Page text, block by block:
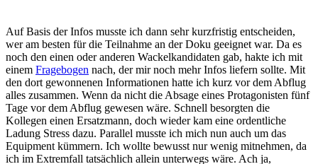
Auf Basis der Infos musste ich dann sehr kurzfristig entscheiden,
wer am besten für die Teilnahme an der Doku geeignet war. Da es
noch den einen oder anderen Wackelkandidaten gab, hakte ich mit
einem Fragebogen nach, der mir noch mehr Infos liefern sollte. Mit
den dort gewonnenen Informationen hatte ich kurz vor dem Abflug
alles zusammen. Wenn da nicht die Absage eines Protagonisten fünf
Tage vor dem Abflug gewesen wäre. Schnell besorgten die
Kollegen einen Ersatzmann, doch wieder kam eine ordentliche
Ladung Stress dazu. Parallel musste ich mich nun auch um das
Equipment kümmern. Ich wollte bewusst nur wenig mitnehmen, da
ich im Extremfall tatsächlich allein unterwegs wäre. Ach ja,